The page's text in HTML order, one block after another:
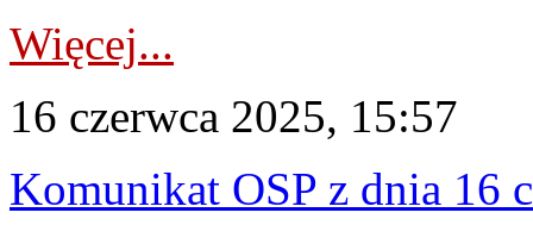
Więcej...
16 czerwca 2025, 15:57
Komunikat OSP z dnia 16